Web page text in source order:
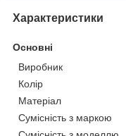
Характеристики
Основні
Виробник
Колір
Матеріал
Сумісність з маркою